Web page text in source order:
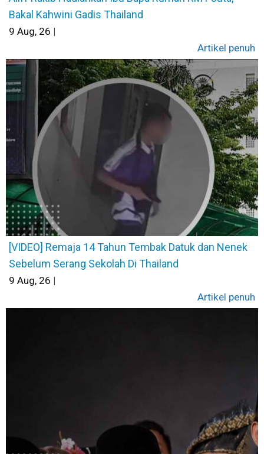
Bakal Kahwini Gadis Thailand
9 Aug, 26 |
Artikel penuh
[VIDEO] Remaja 14 Tahun Tembak Datuk dan Nenek
Sebelum Serang Sekolah Di Thailand
9 Aug, 26 |
Artikel penuh